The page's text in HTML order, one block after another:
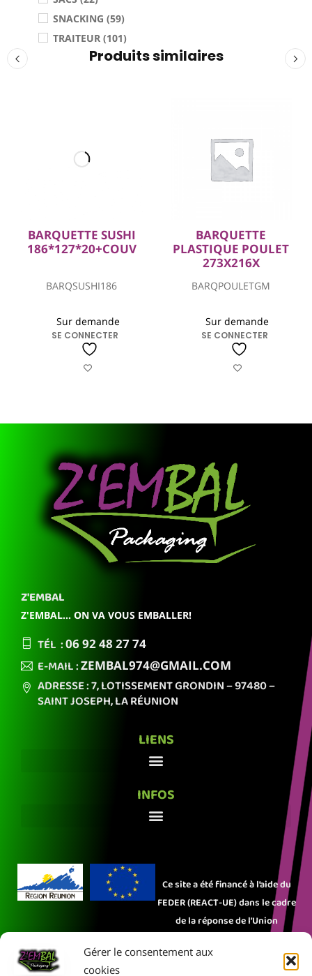
Gérer le consentement aux
cookies
SNACKING (59)
TRAITEUR (101)
Produits similaires
BARQUETTE SUSHI
186*127*20+COUV
BARQSUSHI186
Sur demande
SE CONNECTER
BARQUETTE
PLASTIQUE POULET
273X216X
BARQPOULETGM
Sur demande
SE CONNECTER
Z'EMBAL
Z'EMBAL... ON VA VOUS EMBALLER!
TÉL :06 9248 27 74
E-MAIL :ZEMBAL974@GMAIL.COM
ADRESSE : 7, LOTISSEMENT GRONDIN– 97480 –
SAINT JOSEPH,LA RÉUNION
LIENS
INFOS
Ce site a été financé à l’aide du
FEDER (REACT-UE) dans le cadre
de la réponse de l’Union
COVID-19. L’Europe s’engage à La